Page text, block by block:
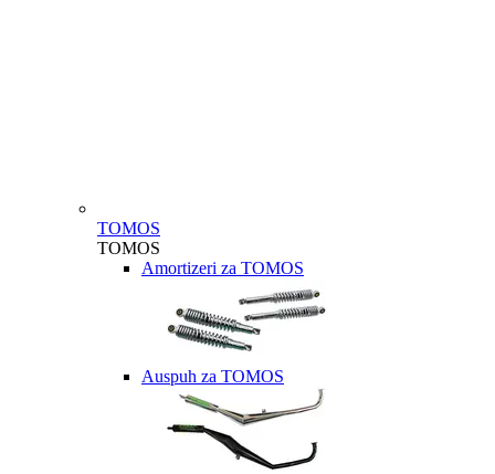
TOMOS
TOMOS
Amortizeri za TOMOS
Auspuh za TOMOS